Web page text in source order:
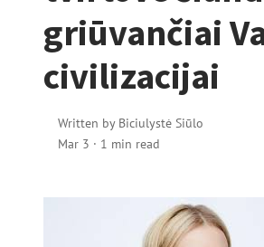
griūvančiai
civilizacijai
Written by Biciulystė Siūlo
Mar 3 · 1 min read